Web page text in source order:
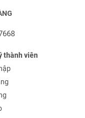
thành viên